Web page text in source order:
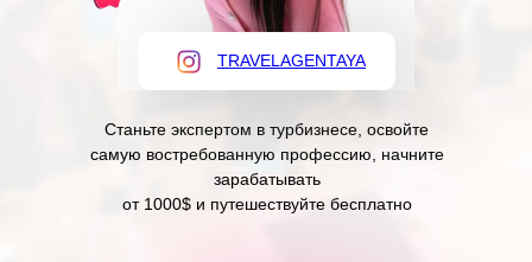
TRAVELAGENTAYA
Станьте экспертом в турбизнесе, освойте
самую востребованную профессию, начните
зарабатывать
от 1000$ и путешествуйте бесплатно